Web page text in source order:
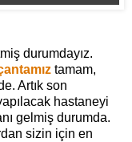
durumdayız.
tamam,
Artık son
hastaneyi
gelmiş durumda.
sizin için en